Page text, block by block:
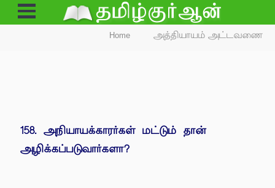
Open
Menu
Home அத்தியாயம் அட்டவணை
158. அநியாயக்காரர்கள் மட்டும் தான்
அழிக்கப்படுவார்களா?